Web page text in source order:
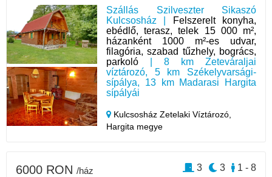
Szállás Szilveszter Sikaszó
Kulcsosház |
Felszerelt konyha,
ebédlő, terasz, telek 15 000 m²,
házanként 1000 m²-es udvar,
filagória, szabad tűzhely, bogrács,
parkoló | 8 km Zeteváraljai
víztározó, 5 km Székelyvarsági-
sípálya, 13 km Madarasi Hargita
sípályái
Kulcsosház Zetelaki Víztározó,
Hargita megye
6000 RON /ház 1 - 8
3
3